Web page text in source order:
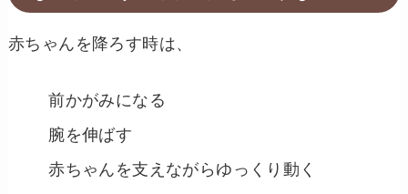
赤ちゃんを降ろす時は、
前かがみになる
腕を伸ばす
赤ちゃんを支えながらゆっくり動く